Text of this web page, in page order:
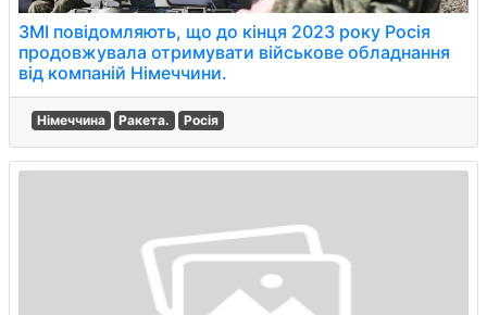
ЗМІ повідомляють, що до кінця 2023 року Росія
продовжувала отримувати військове обладнання
від компаній Німеччини.
Німеччина Ракета. Росія